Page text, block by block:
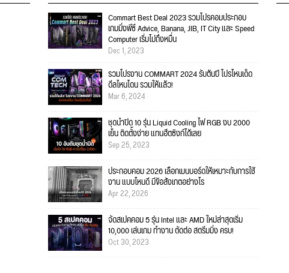
Commart Best Deal 2023 รวมโปรคอมประกอบ
เกมมิ่งพีซี Advice, Banana, JIB, IT City และ Speed
Computer เริ่มไม่ถึงหมื่น
Dec 1, 2023
รวมโปรงาน COMMART 2024 รับต้นปี โปรไหนเด็ด
ดีลไหนโดน รวมให้แล้ว!
Mar 6, 2024
ชุดน้ำปิด 10 รุ่น Liquid Cooling ไฟ RGB งบ 2000
เย็น ติดตั้งง่าย แทนฮีตซิงก์ได้เลย
Sep 25, 2023
ประกอบคอม 2026 เลือกเมนบอร์ดให้เหมาะกับการใช้
งาน แบบไหนดี มีข้อสังเกตอย่างไร
Apr 22, 2026
จัดสเปคคอม 5 รุ่น Intel และ AMD ใหม่ล่าสุดเริ่ม
10,000 เล่นเกม ทำงาน ตัดต่อ สตรีมมิ่ง ครบ!
Oct 30, 2023